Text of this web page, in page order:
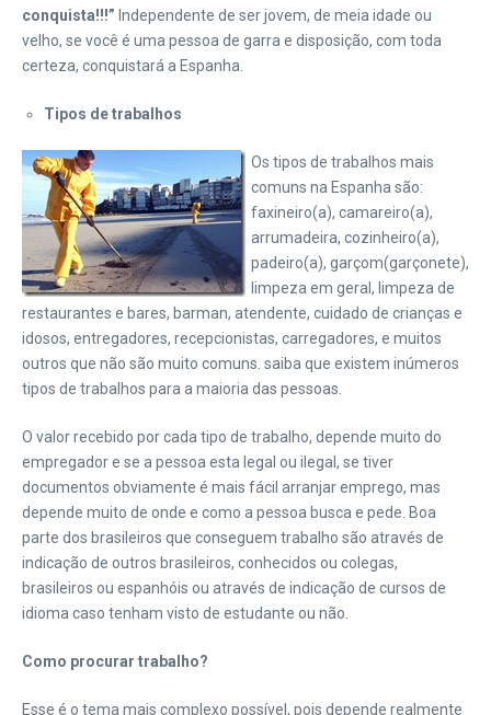
conquista!!!” Independente de ser jovem, de meia idade ou
velho, se você é uma pessoa de garra e disposição, com toda
certeza, conquistará a Espanha.
Tipos de trabalhos
Os tipos de trabalhos mais
comuns na Espanha são:
faxineiro(a), camareiro(a),
arrumadeira, cozinheiro(a),
padeiro(a), garçom(garçonete),
limpeza em geral, limpeza de
restaurantes e bares, barman, atendente, cuidado de crianças e
idosos, entregadores, recepcionistas, carregadores, e muitos
outros que não são muito comuns. saiba que existem inúmeros
tipos de trabalhos para a maioria das pessoas.
O valor recebido por cada tipo de trabalho, depende muito do
empregador e se a pessoa esta legal ou ilegal, se tiver
documentos obviamente é mais fácil arranjar emprego, mas
depende muito de onde e como a pessoa busca e pede. Boa
parte dos brasileiros que conseguem trabalho são através de
indicação de outros brasileiros, conhecidos ou colegas,
brasileiros ou espanhóis ou através de indicação de cursos de
idioma caso tenham visto de estudante ou não.
Como procurar trabalho?
Esse é o tema mais complexo possível, pois depende realmente